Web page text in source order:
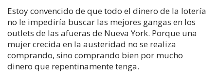
Estoy convencido de que todo el dinero de la lotería
no le impediría buscar las mejores gangas en los
outlets de las afueras de Nueva York. Porque una
mujer crecida en la austeridad no se realiza
comprando, sino comprando bien por mucho
dinero que repentinamente tenga.